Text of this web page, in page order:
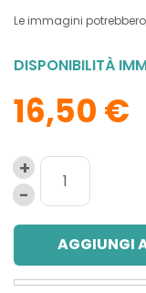
Le immagini
DISPONIBILITÀ
16,50 €
AGGIUNGI